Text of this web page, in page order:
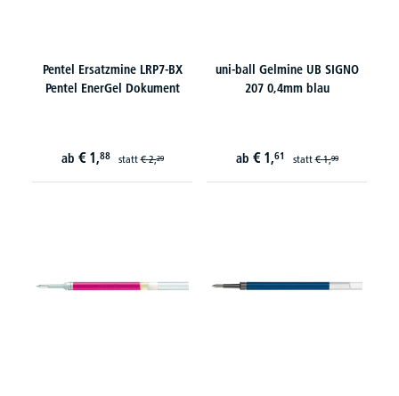
Pentel Ersatzmine LRP7-BX
Pentel EnerGel Dokument
ab € 1,88 statt€ 2,29
uni-ball Gelmine UB SIGNO
207 0,4mm blau
ab € 1,61 statt€ 1,99